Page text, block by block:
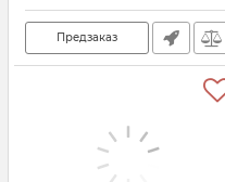
Предзаказ